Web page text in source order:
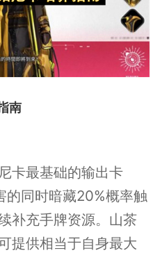
南
卡最基础的输出卡
的同时暗藏20%概率触
补充手牌资源。山茶
提供相当于自身最大